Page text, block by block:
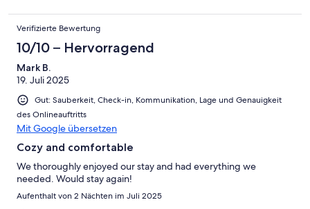
Verifizierte Bewertung
10/10 – Hervorragend
Mark B.
19. Juli 2025
Gut: Sauberkeit, Check-in, Kommunikation, Lage und Genauigkeit
des Onlineauftritts
Mit Google übersetzen
Cozy and comfortable
We thoroughly enjoyed our stay and had everything we
needed. Would stay again!
Aufenthalt von 2 Nächten im Juli 2025